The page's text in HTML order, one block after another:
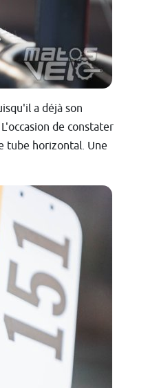
a déjà son
de constater
tube horizontal. Une